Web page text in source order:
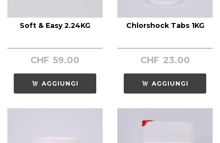
Soft & Easy 2.24KG
CHF 59.00
AGGIUNGI
Chlorshock Tabs 1KG
CHF 23.00
AGGIUNGI